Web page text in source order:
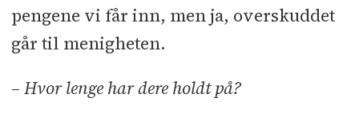
pengene vi får inn, men ja, overskuddet
går til menigheten.
– Hvor lenge har dere holdt på?